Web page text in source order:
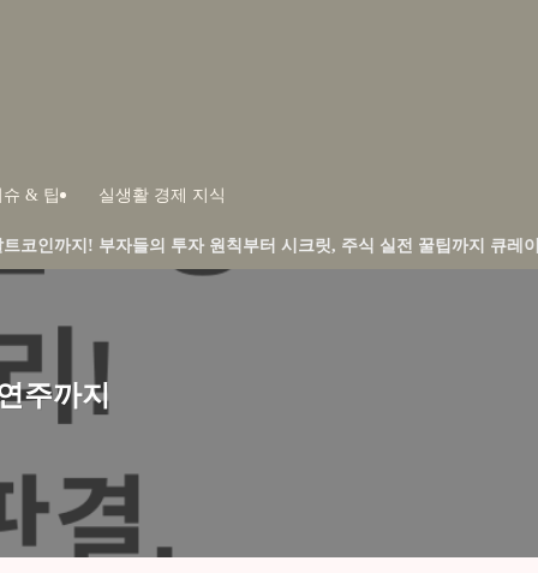
슈 & 팁 실생활 경제 지식
들의 투자 원칙부터 시크릿, 주식 실전 꿀팁까지 큐레이션합니다.
주까지